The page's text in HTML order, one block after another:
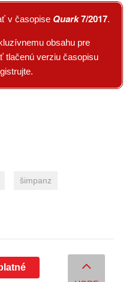
v časopise Quark7/2017.
obsahu pre
tlačenú verziu časopisu
šimpanz